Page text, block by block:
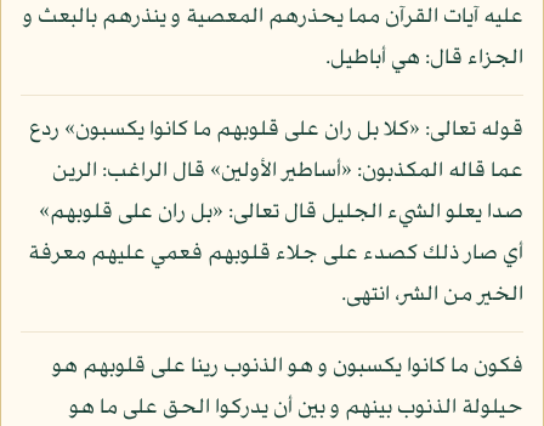
عليه آيات القرآن مما يحذرهم المعصية و ينذرهم بالبعث و
الجزاء قال: هي أباطيل.
قوله تعالى: «كلا بل ران على قلوبهم ما كانوا يكسبون» ردع
عما قاله المكذبون: «أساطير الأولين» قال الراغب: الرين
صدا يعلو الشيء الجليل قال تعالى: «بل ران على قلوبهم»
أي صار ذلك كصدء على جلاء قلوبهم فعمي عليهم معرفة
الخير من الشر، انتهى.
فكون ما كانوا يكسبون و هو الذنوب رينا على قلوبهم هو
حيلولة الذنوب بينهم و بين أن يدركوا الحق على ما هو